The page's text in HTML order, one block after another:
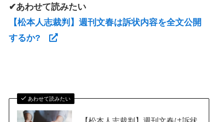
✔あわせて読みたい
【松本人志裁判】週刊文春は訴状内容を全文公開
するか?
あわせて読みたい